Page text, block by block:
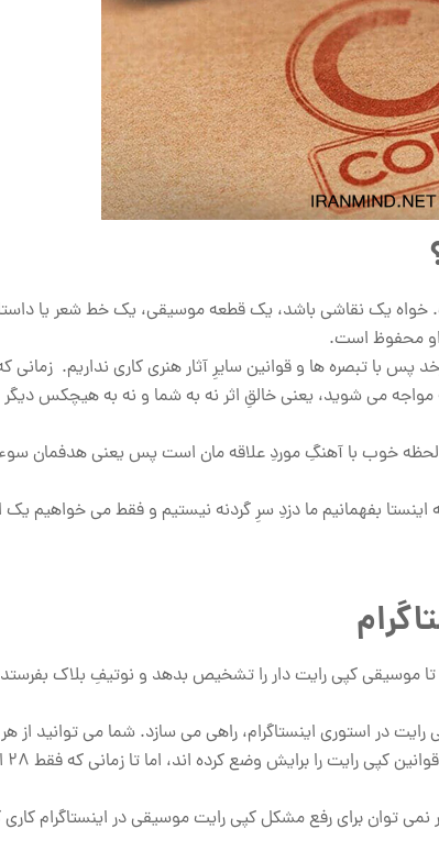
خواه یک نقاشی باشد، یک قطعه موسیقی، یک خط شعر یا
او محفوظ است.
با تبصره ها و قوانین سایرِ آثار هنری کاری نداریم. زمانی
می شوید، یعنی خالقِ اثر نه به شما و نه به هیچکس دیگر
قصدمان انتشارِ یک لحظه خوب با آهنگِ موردِ علاقه مان است پس یعنی هدفمان
بفهمانیم ما دزدِ سرِ گردنه نیستیم و فقط می خواهیم
بود، حداقل 30 دقیقه طول می کشید تا موسیقی کپی رایت دار را تشخیص بدهد و نوتیفِ بلاک
در استوری اینستاگرام، راهی می سازد. شما می توانید از
نمی توان برای رفع مشکل کپی رایت موسیقی در اینستاگرام